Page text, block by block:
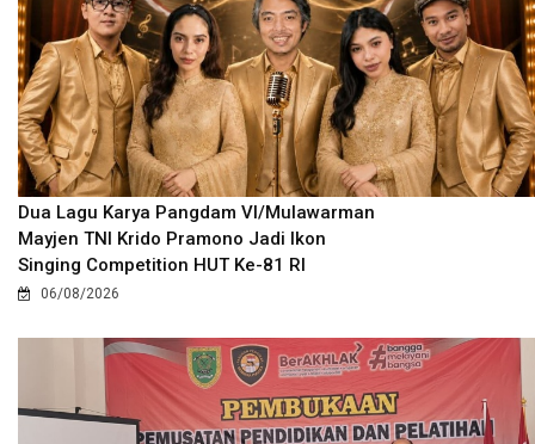
Dua Lagu Karya Pangdam VI/Mulawarman
Mayjen TNI Krido Pramono Jadi Ikon
Singing Competition HUT Ke-81 RI
06/08/2026